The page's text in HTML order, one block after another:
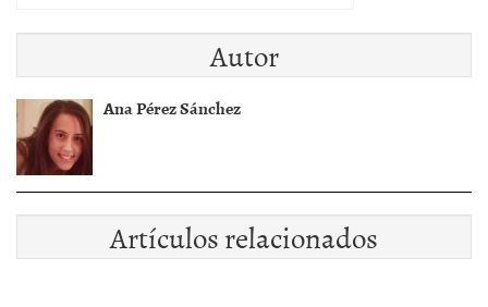
Autor
Ana Pérez Sánchez
Artículos relacionados